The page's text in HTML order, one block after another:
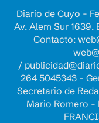
Diario de Cuyo -
Av. Alem Sur
Contacto:
/
264 5045343 -
Secretario de
Mario Romero -